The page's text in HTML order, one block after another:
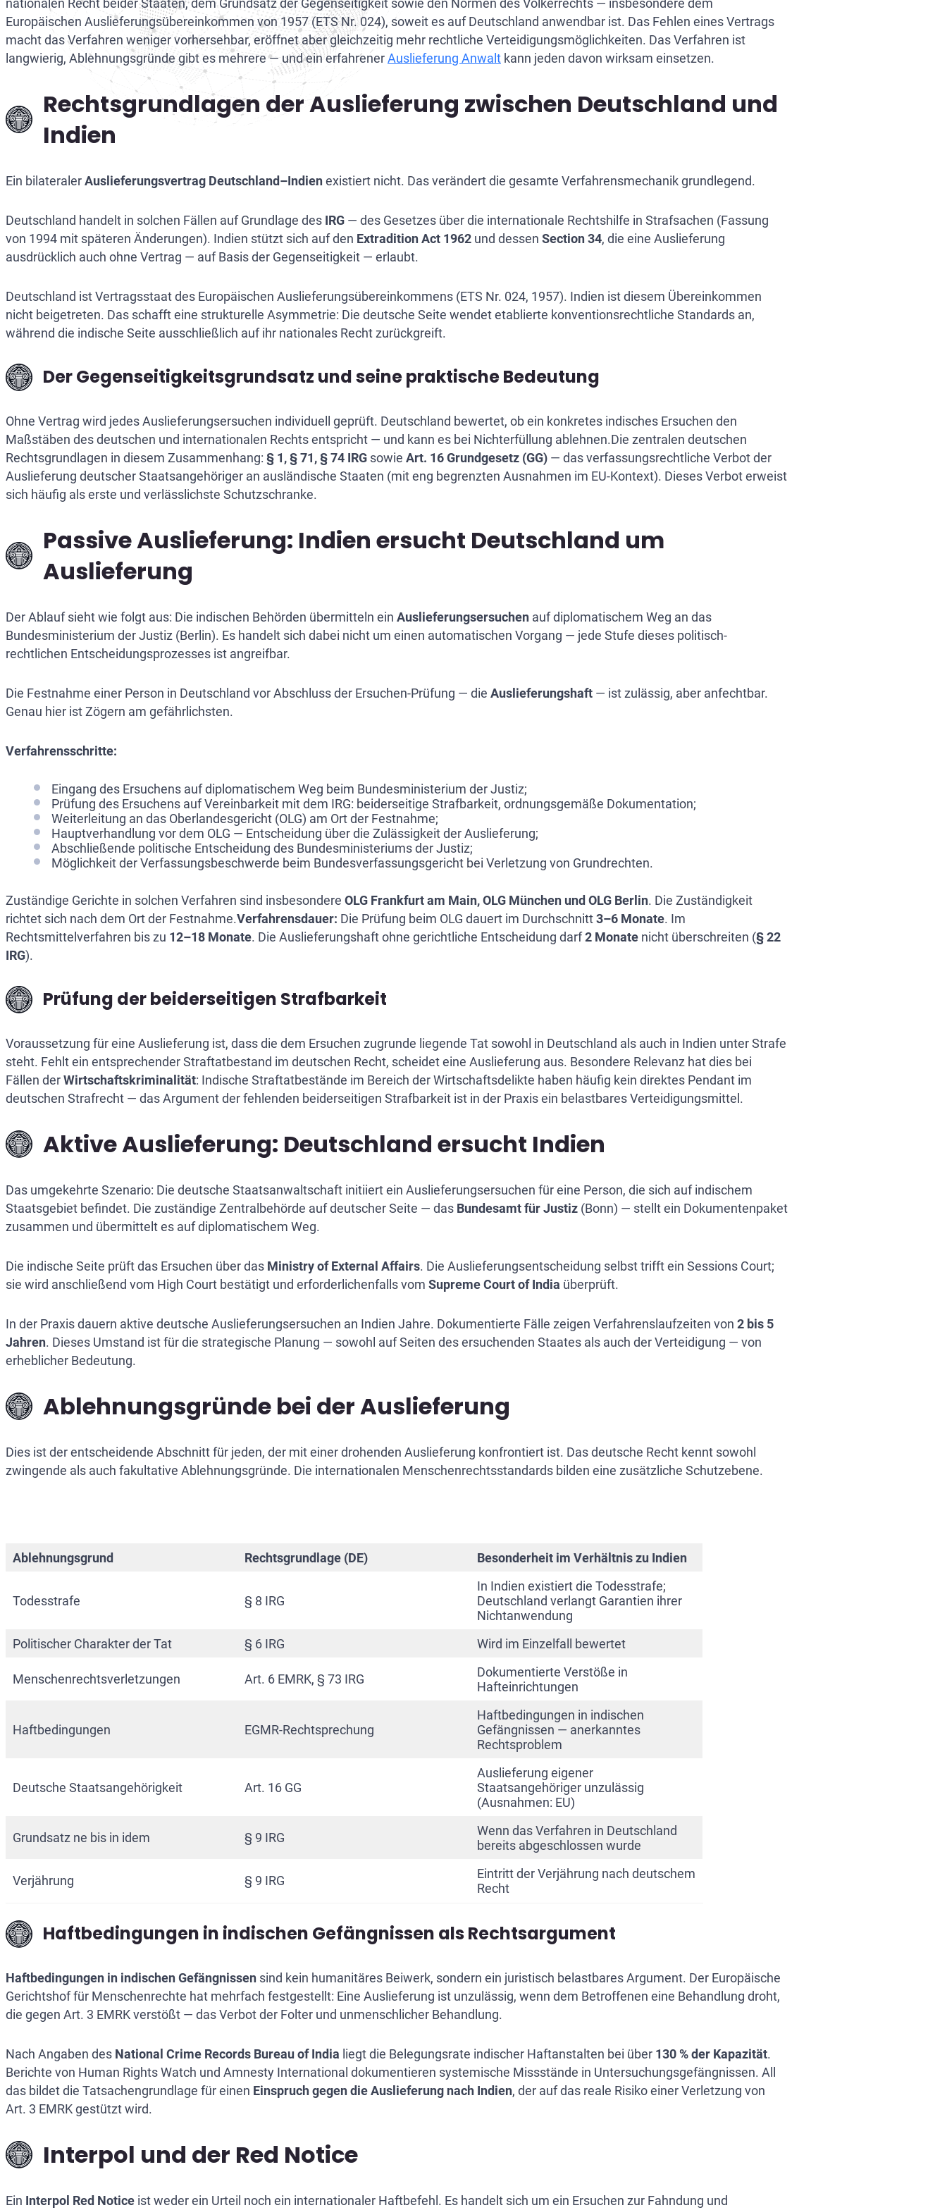
Deutschlands Auslieferung an nordamerikanische Länder
Deutschlands Auslieferung an asiatische Länder
Auslieferung Deutschland – Israel: Rechtliche Grundlagen und Verfahren
Deutschlands Auslieferung an afrikanische Länder
Auslieferung Deutschland – China
Auslieferung Deutschland – Kanada
Auslieferung Deutschland – Kasachstan
Interpol CCF-Beschwerde
Europäischer Haftbefehl
Interpol Yellow Notice entfernen
EuGH-Klagen
World-Check-Löschung
Datenschutz Unternehmen
Steuerhinterziehung Auslieferung
nationalen Recht beider Staaten, dem Grundsatz der Gegenseitigkeit sowie den Normen des Völkerrechts — insbesondere dem
Europäischen Auslieferungsübereinkommen von 1957 (ETS Nr. 024), soweit es auf Deutschland anwendbar ist. Das Fehlen eines Vertrags
macht das Verfahren weniger vorhersehbar, eröffnet aber gleichzeitig mehr rechtliche Verteidigungsmöglichkeiten. Das Verfahren ist
langwierig, Ablehnungsgründe gibt es mehrere — und ein erfahrenerAuslieferung Anwalt kann jeden davon wirksam einsetzen.
Rechtsgrundlagen der Auslieferung zwischen Deutschland und
Indien
Ein bilateralerAuslieferungsvertrag Deutschland–Indienexistiert nicht. Das verändert die gesamte Verfahrensmechanik grundlegend.
Deutschland handelt in solchen Fällen auf Grundlage des IRG — des Gesetzes über die internationale Rechtshilfe in Strafsachen (Fassung
von 1994 mit späteren Änderungen). Indien stützt sich auf den Extradition Act 1962 und dessen Section 34, die eine Auslieferung
ausdrücklich auch ohne Vertrag — auf Basis der Gegenseitigkeit — erlaubt.
Deutschland ist Vertragsstaat des Europäischen Auslieferungsübereinkommens (ETS Nr. 024, 1957). Indien ist diesem Übereinkommen
nicht beigetreten. Das schafft eine strukturelle Asymmetrie: Die deutsche Seite wendet etablierte konventionsrechtliche Standards an,
während die indische Seite ausschließlich auf ihr nationales Recht zurückgreift.
Der Gegenseitigkeitsgrundsatz und seine praktische Bedeutung
Ohne Vertrag wird jedes Auslieferungsersuchen individuell geprüft. Deutschland bewertet, ob ein konkretes indisches Ersuchen den
Maßstäben des deutschen und internationalen Rechts entspricht — und kann es bei Nichterfüllung ablehnen.Die zentralen deutschen
Rechtsgrundlagen in diesem Zusammenhang: § 1, § 71, § 74 IRG sowie Art. 16 Grundgesetz (GG) — das verfassungsrechtliche Verbot der
Auslieferung deutscher Staatsangehöriger an ausländische Staaten (mit eng begrenzten Ausnahmen im EU-Kontext). Dieses Verbot erweist
sich häufig als erste und verlässlichste Schutzschranke.
Passive Auslieferung: Indien ersucht Deutschland um
Auslieferung
Der Ablauf sieht wie folgt aus: Die indischen Behörden übermitteln ein Auslieferungsersuchen auf diplomatischem Weg an das
Bundesministerium der Justiz (Berlin). Es handelt sich dabei nicht um einen automatischen Vorgang — jede Stufe dieses politisch-
rechtlichen Entscheidungsprozesses ist angreifbar.
Die Festnahme einer Person in Deutschland vor Abschluss der Ersuchen-Prüfung — die Auslieferungshaft — ist zulässig, aber anfechtbar.
Genau hier ist Zögern am gefährlichsten.
Verfahrensschritte:
Eingang des Ersuchens auf diplomatischem Weg beim Bundesministerium der Justiz;
Prüfung des Ersuchens auf Vereinbarkeit mit dem IRG: beiderseitige Strafbarkeit, ordnungsgemäße Dokumentation;
Weiterleitung an das Oberlandesgericht (OLG) am Ort der Festnahme;
Hauptverhandlung vor dem OLG — Entscheidung über die Zulässigkeit der Auslieferung;
Abschließende politische Entscheidung des Bundesministeriums der Justiz;
Möglichkeit der Verfassungsbeschwerde beim Bundesverfassungsgericht bei Verletzung von Grundrechten.
Zuständige Gerichte in solchen Verfahren sind insbesondere OLG Frankfurt am Main, OLG München und OLG Berlin. Die Zuständigkeit
richtet sich nach dem Ort der Festnahme.Verfahrensdauer: Die Prüfung beim OLG dauert im Durchschnitt3–6 Monate. Im
Rechtsmittelverfahren bis zu 12–18 Monate. Die Auslieferungshaft ohne gerichtliche Entscheidung darf2 Monate nicht überschreiten (§ 22
IRG).
Prüfung der beiderseitigen Strafbarkeit
Voraussetzung für eine Auslieferung ist, dass die dem Ersuchen zugrunde liegende Tat sowohl in Deutschland als auch in Indien unter Strafe
steht. Fehlt ein entsprechender Straftatbestand im deutschen Recht, scheidet eine Auslieferung aus. Besondere Relevanz hat dies bei
Fällen derWirtschaftskriminalität: Indische Straftatbestände im Bereich der Wirtschaftsdelikte haben häufig kein direktes Pendant im
deutschen Strafrecht — das Argument der fehlenden beiderseitigen Strafbarkeit ist in der Praxis ein belastbares Verteidigungsmittel.
Aktive Auslieferung: Deutschland ersucht Indien
Das umgekehrte Szenario: Die deutsche Staatsanwaltschaft initiiert ein Auslieferungsersuchen für eine Person, die sich auf indischem
Staatsgebiet befindet. Die zuständige Zentralbehörde auf deutscher Seite — das Bundesamt für Justiz (Bonn) — stellt ein Dokumentenpaket
zusammen und übermittelt es auf diplomatischem Weg.
Die indische Seite prüft das Ersuchen über das Ministry of External Affairs. Die Auslieferungsentscheidung selbst trifft ein Sessions Court;
sie wird anschließend vom High Court bestätigt und erforderlichenfalls vom Supreme Court of India überprüft.
In der Praxis dauern aktive deutsche Auslieferungsersuchen an Indien Jahre. Dokumentierte Fälle zeigen Verfahrenslaufzeiten von 2 bis 5
Jahren. Dieses Umstand ist für die strategische Planung — sowohl auf Seiten des ersuchenden Staates als auch der Verteidigung — von
erheblicher Bedeutung.
Ablehnungsgründe bei der Auslieferung
Dies ist der entscheidende Abschnitt für jeden, der mit einer drohenden Auslieferung konfrontiert ist. Das deutsche Recht kennt sowohl
zwingende als auch fakultative Ablehnungsgründe. Die internationalen Menschenrechtsstandards bilden eine zusätzliche Schutzebene.
Ablehnungsgrund Rechtsgrundlage (DE) Besonderheit im Verhältnis zu Indien
Todesstrafe § 8 IRG
In Indien existiert die Todesstrafe;
Deutschland verlangt Garantien ihrer
Nichtanwendung
Politischer Charakter der Tat
§ 6 IRG Wird im Einzelfall bewertet
Menschenrechtsverletzungen Art. 6 EMRK, § 73 IRG
Dokumentierte Verstöße in
Hafteinrichtungen
Haftbedingungen EGMR-Rechtsprechung
Haftbedingungen in indischen
Gefängnissen — anerkanntes
Rechtsproblem
Deutsche Staatsangehörigkeit Art. 16 GG
Auslieferung eigener
Staatsangehöriger unzulässig
(Ausnahmen: EU)
Grundsatz ne bis in idem § 9 IRG
Wenn das Verfahren in Deutschland
bereits abgeschlossen wurde
Verjährung § 9 IRG
Eintritt der Verjährung nach deutschem
Recht
Haftbedingungen in indischen Gefängnissen als Rechtsargument
Haftbedingungen in indischen Gefängnissen sind kein humanitäres Beiwerk, sondern ein juristisch belastbares Argument. Der Europäische
Gerichtshof für Menschenrechte hat mehrfach festgestellt: Eine Auslieferung ist unzulässig, wenn dem Betroffenen eine Behandlung droht,
die gegen Art. 3 EMRK verstößt — das Verbot der Folter und unmenschlicher Behandlung.
Nach Angaben des National Crime Records Bureau of India liegt die Belegungsrate indischer Haftanstalten bei über 130 % der Kapazität.
Berichte von Human Rights Watch und Amnesty International dokumentieren systemische Missstände in Untersuchungsgefängnissen. All
das bildet die Tatsachengrundlage für einen Einspruch gegen die Auslieferung nach Indien, der auf das reale Risiko einer Verletzung von
Art. 3 EMRK gestützt wird.
Interpol und der Red Notice
Ein Interpol Red Notice ist weder ein Urteil noch ein internationaler Haftbefehl. Es handelt sich um ein Ersuchen zur Fahndung und